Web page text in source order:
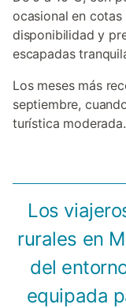
ocasional en cotas
disponibilidad y
escapadas
Los meses más
septiembre,
turística moderada.
Los
rurales en
del
equipada